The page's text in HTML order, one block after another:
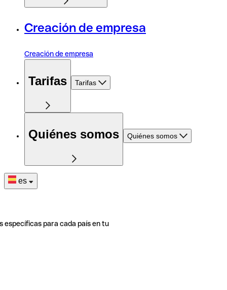
Creación de empresa
Creación de empresa
Tarifas Tarifas
Quiénes somos Quiénes somos
es
específicas para cada país en tu